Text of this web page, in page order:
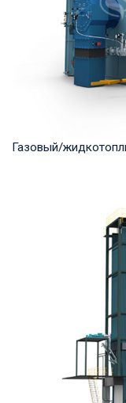
Газовый/
продукта: 10-50 т/ч